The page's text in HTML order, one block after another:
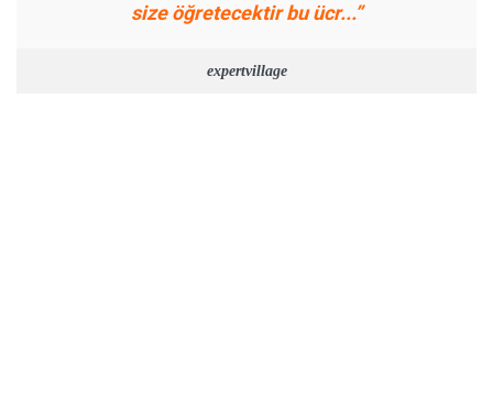
size öğretecektir bu ücr...”
expertvillage